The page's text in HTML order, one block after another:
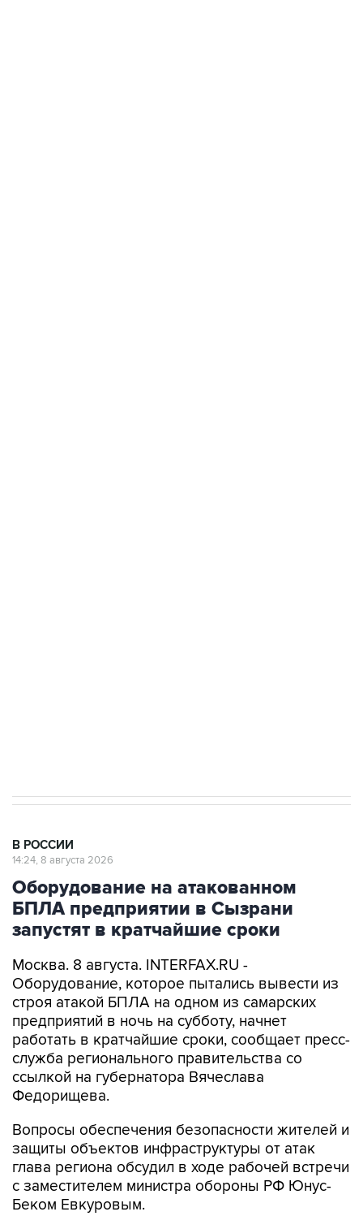
В РОССИИ
14:24, 8 августа 2026
Оборудование на атакованном
БПЛА предприятии в Сызрани
запустят в кратчайшие сроки
Москва. 8 августа. INTERFAX.RU -
Оборудование, которое пытались вывести из
строя атакой БПЛА на одном из самарских
предприятий в ночь на субботу, начнет
работать в кратчайшие сроки, сообщает пресс-
служба регионального правительства со
ссылкой на губернатора Вячеслава
Федорищева.
Вопросы обеспечения безопасности жителей и
защиты объектов инфраструктуры от атак
глава региона обсудил в ходе рабочей встречи
с заместителем министра обороны РФ Юнус-
Беком Евкуровым.